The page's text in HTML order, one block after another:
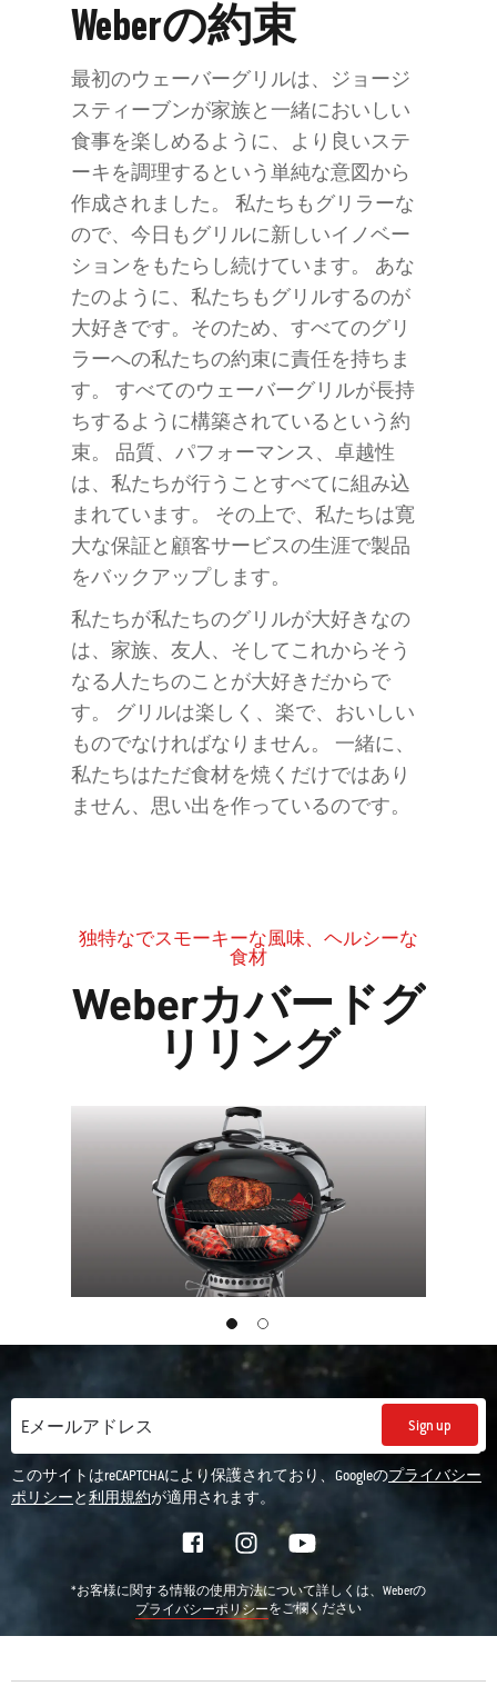
Weberの約束
最初のウェーバーグリルは、ジョージ
スティーブンが家族と一緒においしい
食事を楽しめるように、より良いステ
ーキを調理するという単純な意図から
作成されました。 私たちもグリラーな
ので、今日もグリルに新しいイノベー
ションをもたらし続けています。 あな
たのように、私たちもグリルするのが
大好きです。そのため、すべてのグリ
ラーへの私たちの約束に責任を持ちま
す。 すべてのウェーバーグリルが長持
ちするように構築されているという約
束。 品質、パフォーマンス、卓越性
は、私たちが行うことすべてに組み込
まれています。 その上で、私たちは寛
大な保証と顧客サービスの生涯で製品
をバックアップします。
私たちが私たちのグリルが大好きなの
は、家族、友人、そしてこれからそう
なる人たちのことが大好きだからで
す。 グリルは楽しく、楽で、おいしい
ものでなければなりません。 一緒に、
私たちはただ食材を焼くだけではあり
ません、思い出を作っているのです。
独特なでスモーキーな風味、ヘルシーな
食材
Weberカバードグ
リリング
of
various
or
videos.
Previous
to
Eメールアドレス Sign up
このサイトはreCAPTCHAにより保護されており、Googleのプライバシー
ポリシーと利用規約が適用されます。
*お客様に関する情報の使用方法について詳しくは、Weberの
プライバシーポリシーをご欄ください